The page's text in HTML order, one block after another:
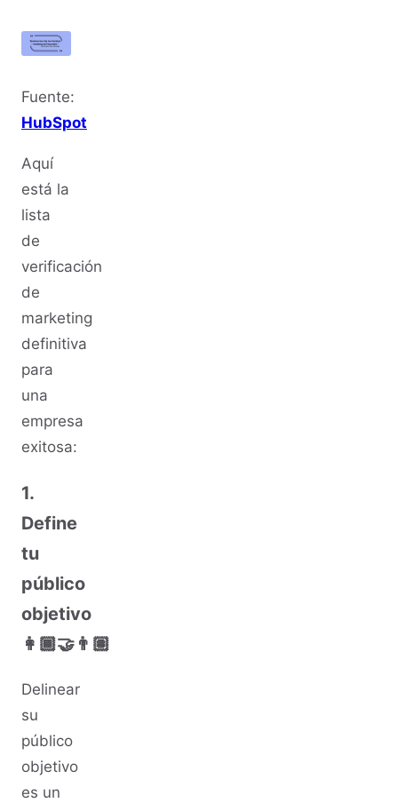
Fuente:
HubSpot
Aquí
está la
lista
de
verificación
de
marketing
definitiva
para
una
empresa
exitosa:
1.
Define
tu
público
objetivo
👩🏾‍🤝‍👨🏽
Delinear
su
público
objetivo
es un